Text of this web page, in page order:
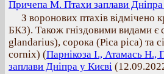
Причепа М. Птахи заплави Дніпра
З воронових птахів відмічено
БК3). Також гніздовими видами є
glandarius), сорока (Pica pica) та
cornix) (Парнікоза І., Атамась
заплави Дніпра у Києві